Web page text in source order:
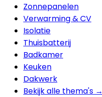
Zonnepanelen
Verwarming & CV
Isolatie
Thuisbatterij
Badkamer
Keuken
Dakwerk
Bekijk alle thema's →